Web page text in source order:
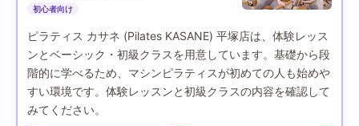
初心者向け
ピラティス カサネ (Pilates KASANE) 平塚店は、体験レッス
ンとベーシック・初級クラスを用意しています。基礎から段
階的に学べるため、マシンピラティスが初めての人も始めや
すい環境です。体験レッスンと初級クラスの内容を確認して
みてください。